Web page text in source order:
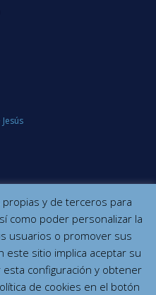
y de terceros para
como poder personalizar la
usuarios o promover sus
este sitio implica aceptar su
configuración y obtener
de cookies en el botón